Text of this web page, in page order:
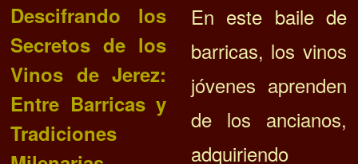
Descifrando los
Secretos de los
Vinos de Jerez:
Entre Barricas y
Tradiciones
En este baile de
barricas, los vinos
jóvenes aprenden
de los ancianos,
adquiriendo